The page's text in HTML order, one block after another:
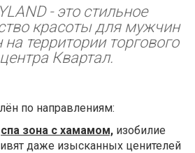
- это стильное
красоты для мужчин
территории торгового
центра Квартал.
по направлениям:
спа зона с хамамом, изобилие
даже изысканных ценителей